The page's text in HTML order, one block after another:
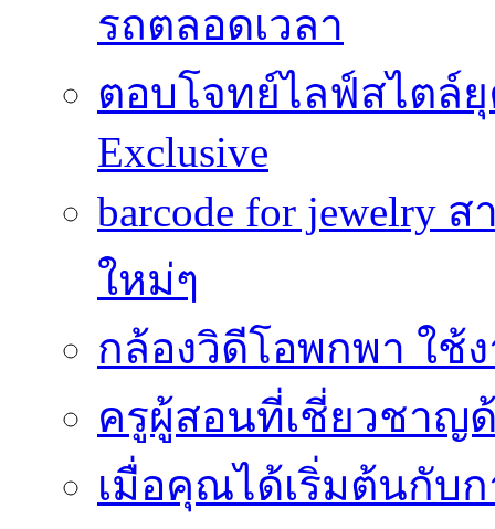
รถตลอดเวลา
ตอบโจทย์ไลฟ์สไตล์
Exclusive
barcode for jewelry
ใหม่ๆ
กล้องวิดีโอพกพา ใช้
ครูผู้สอนที่เชี่ยวชาญ
เมื่อคุณได้เริ่มต้นกับ